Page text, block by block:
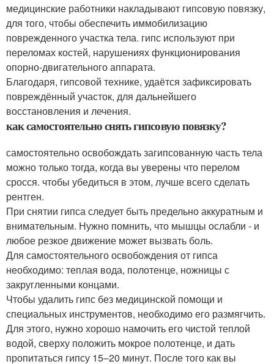
медицинские работники накладывают гипсовую повязку,
для того, чтобы обеспечить иммобилизацию
поврежденного участка тела. гипс используют при
переломах костей, нарушениях функционирования
опорно-двигательного аппарата.
Благодаря, гипсовой технике, удаётся зафиксировать
повреждённый участок, для дальнейшего
восстановления и лечения.
как самостоятельно снять гипсовую повязку?
самостоятельно освобождать загипсованную часть тела
можно только тогда, когда вы уверены что перелом
сросся. чтобы убедиться в этом, лучше всего сделать
рентген.
При снятии гипса следует быть предельно аккуратным и
внимательным. Нужно помнить, что мышцы ослабли - и
любое резкое движение может вызвать боль.
Для самостоятельного освобождения от гипса
необходимо: теплая вода, полотенце, ножницы с
закругленными концами.
Чтобы удалить гипс без медицинской помощи и
специальных инструментов, необходимо его размягчить.
Для этого, нужно хорошо намочить его чистой теплой
водой, сверху положить мокрое полотенце, и дать
пропитаться гипсу 15–20 минут. После того как вы